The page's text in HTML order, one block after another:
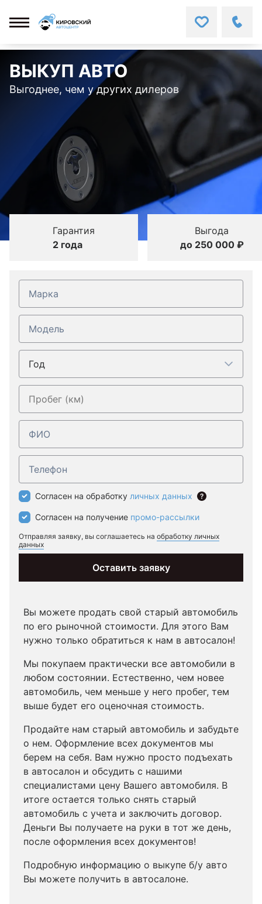
ВЫКУП АВТО
Выгоднее, чем у других дилеров
Гарантия
2 года
Выгода
до 250 000 ₽
Год
Согласен на обработку личных данных
Согласен на получение промо-рассылки
Отправляя заявку, вы соглашаетесь на обработку личных
данных
Оставить заявку
Вы можете продать свой старый автомобиль
по его рыночной стоимости. Для этого Вам
нужно только обратиться к нам в автосалон!
Мы покупаем практически все автомобили в
любом состоянии. Естественно, чем новее
автомобиль, чем меньше у него пробег, тем
выше будет его оценочная стоимость.
Продайте нам старый автомобиль и забудьте
о нем. Оформление всех документов мы
берем на себя. Вам нужно просто подъехать
в автосалон и обсудить с нашими
специалистами цену Вашего автомобиля. В
итоге остается только снять старый
автомобиль с учета и заключить договор.
Деньги Вы получаете на руки в тот же день,
после оформления всех документов!
Подробную информацию о выкупе б/у авто
Вы можете получить в автосалоне.